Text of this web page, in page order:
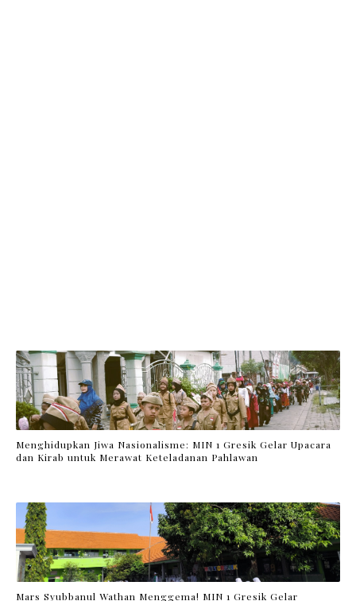
Menghidupkan Jiwa Nasionalisme: MIN 1 Gresik Gelar Upacara
dan Kirab untuk Merawat Keteladanan Pahlawan
Mars Syubbanul Wathan Menggema! MIN 1 Gresik Gelar